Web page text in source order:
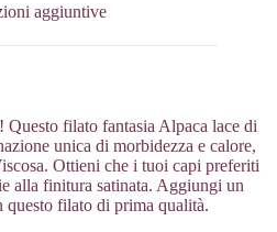
aggiuntive
filato fantasia Alpaca lace di
unica di morbidezza e calore,
Ottieni che i tuoi capi preferiti
alla finitura satinata. Aggiungi un
filato di prima qualità.